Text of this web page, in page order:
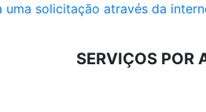
uma solicitação através da
SERVIÇOS POR